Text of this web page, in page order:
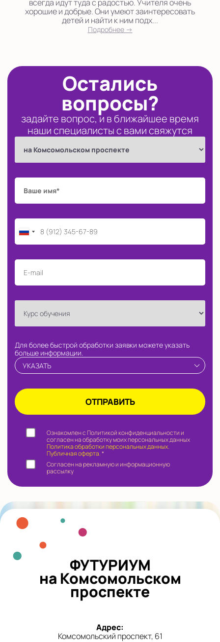
всегда идут туда с радостью. Учителя очень
хорошие и добрые. Они умеют заинтересовать
детей и найти к ним подх...
Подробнее →
Остались
вопросы?
задайте вопрос, и в ближайшее время
наши специалисты с вами свяжутся
Для более быстрой обработки заявки можете указать
больше информации.
УКАЗАТЬ
Ознакомлен с Политикой конфиденциальности и
согласен на обработку моих персональных данных
Политика обработки персональных данных.
Публичная оферта.*
Согласен на рекламную и информационную
рассылку
ФУТУРИУМ
на Комсомольском
проспекте
Адрес:
Комсомольский проспект, 61